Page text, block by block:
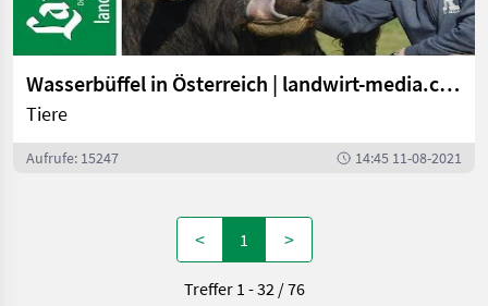
Wasserbüffel in Österreich | landwirt-media.com
Tiere
Aufrufe: 15247 14:45 11-08-2021
< 1 >
Treffer 1 - 32 / 76